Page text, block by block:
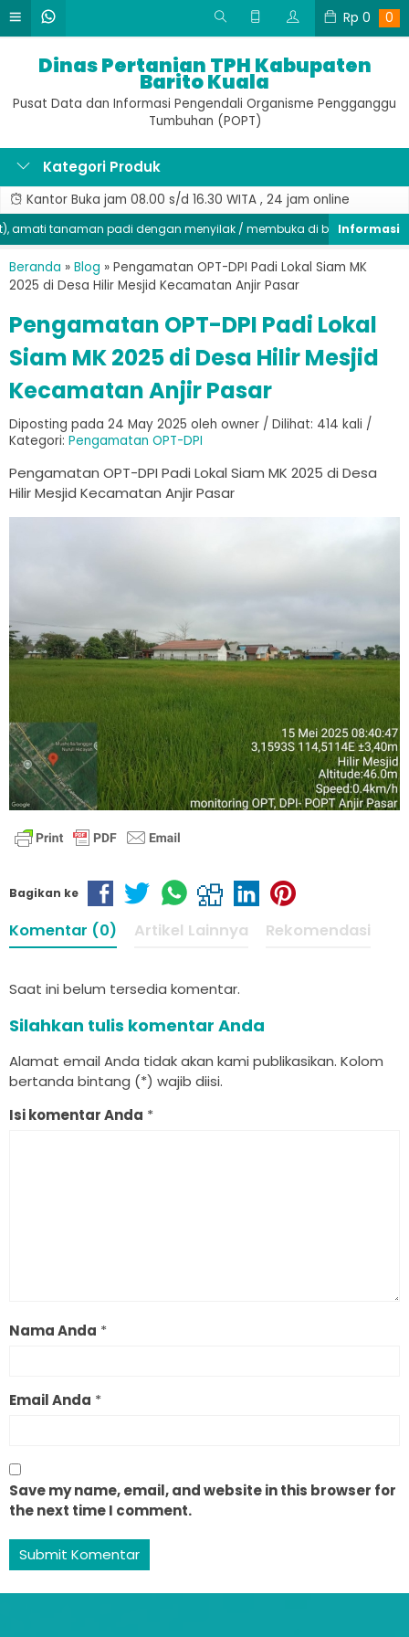
Rp 0 0
Dinas Pertanian TPH Kabupaten
Barito Kuala
Pusat Data dan Informasi Pengendali Organisme Pengganggu
Tumbuhan (POPT)
Kategori Produk
Kantor Buka jam 08.00 s/d 16.30 WITA , 24 jam online
tanaman padi dengan menyilak / membuka di bagian batang,
Beranda » Blog » Pengamatan OPT-DPI Padi Lokal Siam MK
2025 di Desa Hilir Mesjid Kecamatan Anjir Pasar
Pengamatan OPT-DPI Padi Lokal
Siam MK 2025 di Desa Hilir Mesjid
Kecamatan Anjir Pasar
Diposting pada 24 May 2025 oleh owner / Dilihat: 414 kali /
Kategori: Pengamatan OPT-DPI
Pengamatan OPT-DPI Padi Lokal Siam MK 2025 di Desa
Hilir Mesjid Kecamatan Anjir Pasar
Bagikan ke
Komentar (0) Artikel Lainnya Rekomendasi
Saat ini belum tersedia komentar.
Silahkan tulis komentar Anda
Alamat email Anda tidak akan kami publikasikan. Kolom
bertanda bintang (*) wajib diisi.
Isi komentar Anda *
Nama Anda *
Email Anda *
Save my name, email, and website in this browser for
the next time I comment.